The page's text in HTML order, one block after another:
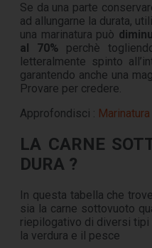
Se da una parte
ad allungarne la durata,
una marinatura può
al 70% perchè
letteralmente spinto
garantendo anche una
Provare per credere.
Approfondisci :
LA CARNE
DURA ?
In questa tabella che
sia la carne sottovuoto
riepilogativo di diversi
la verdura e il pesce